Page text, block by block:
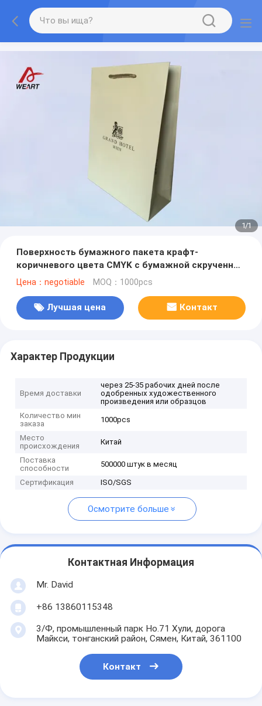
1/1
Поверхность бумажного пакета крафт-
коричневого цвета CMYK с бумажной скрученной
ручкой для пакетов для покупок
Цена：negotiable MOQ：1000pcs
Лучшая цена Контакт
Характер Продукции
Время доставки
через 25-35 рабочих дней после
одобренных художественного
произведения или образцов
Количество мин
заказа
1000pcs
Место
происхождения
Китай
Поставка
способности
500000 штук в месяц
Сертификация ISO/SGS
Осмотрите больше
Контактная Информация
Mr. David
+86 13860115348
3/Ф, промышленный парк Но.71 Хули, дорога
Майкси, тонганский район, Сямен, Китай, 361100
Контакт